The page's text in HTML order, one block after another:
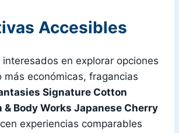
Accesibles
interesados en explorar opciones
más económicas, fragancias
Signature Cotton
& Body Works Japanese Cherry
experiencias comparables